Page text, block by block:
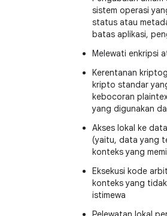
sistem operasi
status atau
batas aplikasi,
Melewati enkripsi
Kerentanan
kripto standar
kebocoran
yang digunakan
Akses lokal ke
(yaitu, data yang
konteks yang
Eksekusi kode
konteks yang
istimewa